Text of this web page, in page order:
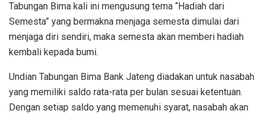
Tabungan Bima kali ini mengusung tema “Hadiah dari
Semesta” yang bermakna menjaga semesta dimulai dari
menjaga diri sendiri, maka semesta akan memberi hadiah
kembali kepada bumi.
Undian Tabungan Bima Bank Jateng diadakan untuk nasabah
yang memiliki saldo rata-rata per bulan sesuai ketentuan.
Dengan setiap saldo yang memenuhi syarat, nasabah akan